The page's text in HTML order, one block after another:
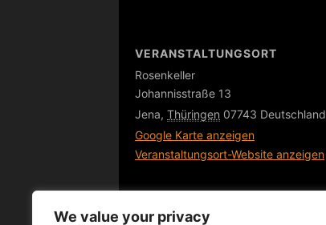
We value your privacy
VERANSTALTUNGSORT
Rosenkeller
Johannisstraße 13
Jena, Thüringen 07743 Deutschland
Google Karte anzeigen
Veranstaltungsort-Website anzeigen